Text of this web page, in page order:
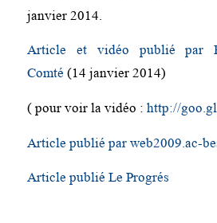
janvier 2014.
Article et vidéo publié par
Comté (14 janvier 2014)
( pour voir la vidéo : http://
Article publié par web2009.ac-
Article publié Le Progrés